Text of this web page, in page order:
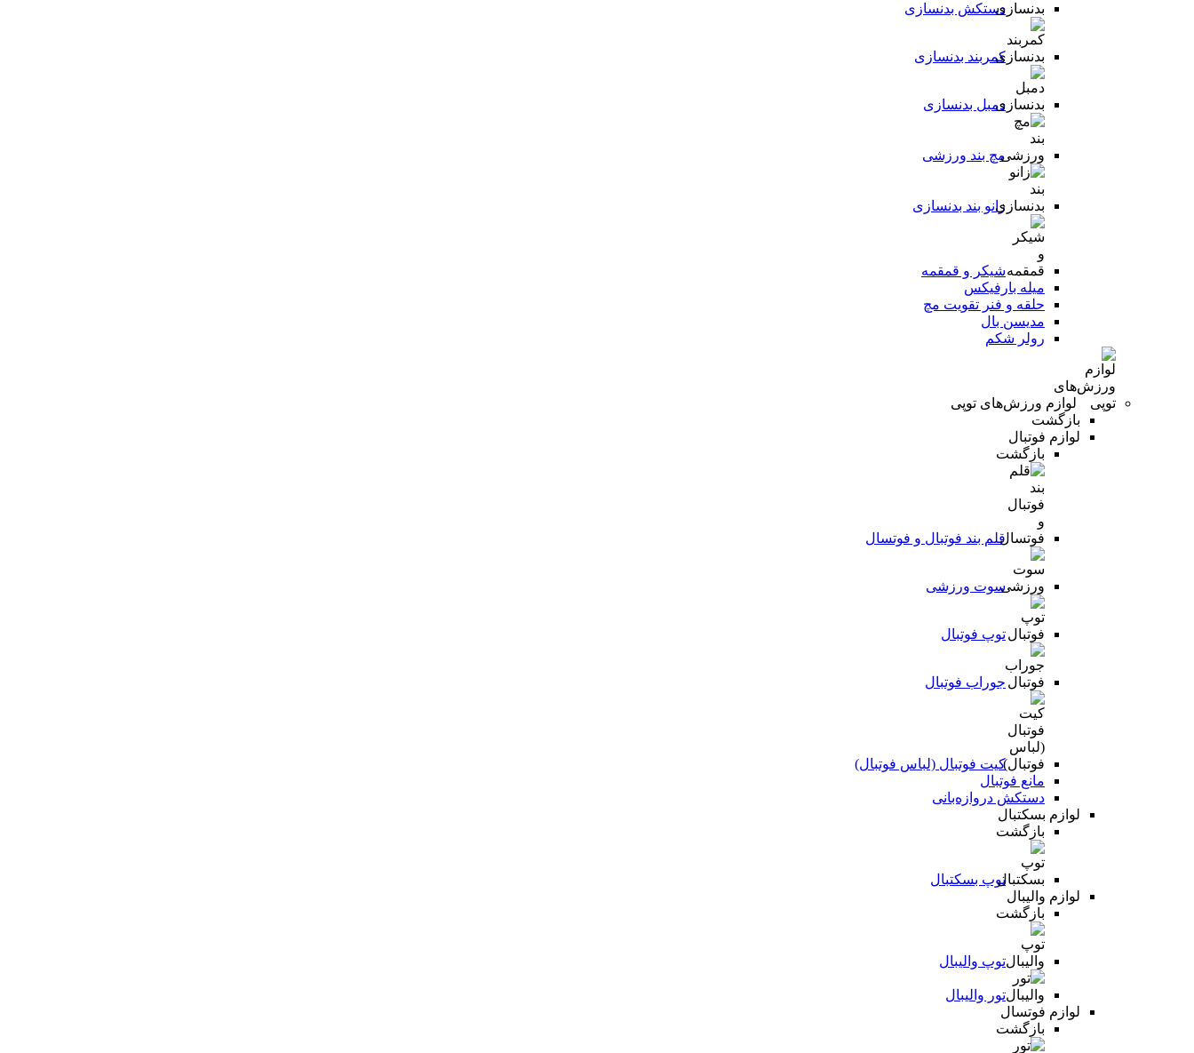
دستکش بدنسازی
کمربند بدنسازی
دمبل بدنسازی
مچ بند ورزشی
زانو بند بدنسازی
شیکر و قمقمه
میله بارفیکس
حلقه و فنر تقویت مچ
مدیسن بال
رولر شکم
لوازم ورزش‌های توپی
بازگشت
لوازم فوتبال
بازگشت
قلم بند فوتبال و فوتسال
سوت ورزشی
توپ فوتبال
جوراب فوتبال
کیت فوتبال (لباس فوتبال)
مانع فوتبال
دستکش دروازه‌بانی
لوازم بسکتبال
بازگشت
توپ بسکتبال
لوازم والیبال
بازگشت
توپ والیبال
تور والیبال
لوازم فوتسال
بازگشت